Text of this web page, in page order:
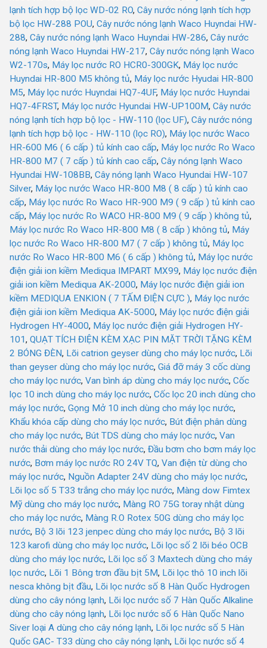
lạnh tích hợp bộ lọc WD-02 RO, Cây nước nóng lạnh tích hợp
bộ lọc HW-288 POU, Cây nước nóng lạnh Waco Huyndai HW-
288, Cây nước nóng lạnh Waco Huyndai HW-286, Cây nước
nóng lạnh Waco Huyndai HW-217, Cây nước nóng lạnh Waco
W2-170s, Máy lọc nước RO HCR0-300GK, Máy lọc nước
Huyndai HR-800 M5 không tủ, Máy lọc nước Hyudai HR-800
M5, Máy lọc nước Huyndai HQ7-4UF, Máy lọc nước Huyndai
HQ7-4FRST, Máy lọc nước Hyundai HW-UP100M, Cây nước
nóng lạnh tích hợp bộ lọc - HW-110 (lọc UF), Cây nước nóng
lạnh tích hợp bộ lọc - HW-110 (lọc RO), Máy lọc nước Waco
HR-600 M6 ( 6 cấp ) tủ kính cao cấp, Máy lọc nước Ro Waco
HR-800 M7 ( 7 cấp ) tủ kính cao cấp, Cây nóng lạnh Waco
Hyundai HW-108BB, Cây nóng lạnh Waco Hyundai HW-107
Silver, Máy lọc nước Waco HR-800 M8 ( 8 cấp ) tủ kính cao
cấp, Máy lọc nước Ro Waco HR-900 M9 ( 9 cấp ) tủ kính cao
cấp, Máy lọc nước Ro WACO HR-800 M9 ( 9 cấp ) không tủ,
Máy lọc nước Ro Waco HR-800 M8 ( 8 cấp ) không tủ, Máy
lọc nước Ro Waco HR-800 M7 ( 7 cấp ) không tủ, Máy lọc
nước Ro Waco HR-800 M6 ( 6 cấp ) không tủ, Máy lọc nước
điện giải ion kiềm Mediqua IMPART MX99, Máy lọc nước điện
giải ion kiềm Mediqua AK-2000, Máy lọc nước điện giải ion
kiềm MEDIQUA ENKION ( 7 TẤM ĐIỆN CỰC ), Máy lọc nước
điện giải ion kiềm Mediqua AK-5000, Máy lọc nước điện giải
Hydrogen HY-4000, Máy lọc nước điện giải Hydrogen HY-
101, QUẠT TÍCH ĐIỆN KÈM XẠC PIN MẶT TRỜI TẶNG KÈM
2 BÓNG ĐÈN, Lõi catrion geyser dùng cho máy lọc nước, Lõi
than geyser dùng cho máy lọc nước, Giá đỡ máy 3 cốc dùng
cho máy lọc nước, Van bình áp dùng cho máy lọc nước, Cốc
lọc 10 inch dùng cho máy lọc nước, Cốc lọc 20 inch dùng cho
máy lọc nước, Gọng Mở 10 inch dùng cho máy lọc nước,
Khẩu khóa cấp dùng cho máy lọc nước, Bút điện phân dùng
cho máy lọc nước, Bút TDS dùng cho máy lọc nước, Van
nước thải dùng cho máy lọc nước, Đầu bơm cho bơm máy lọc
nước, Bơm máy lọc nước RO 24V TQ, Van điện từ dùng cho
máy lọc nước, Nguồn Adapter 24V dùng cho máy lọc nước,
Lõi lọc số 5 T33 trắng cho máy lọc nước, Màng dow Fimtex
Mỹ dùng cho máy lọc nước, Màng RO 75G toray nhật dùng
cho máy lọc nước, Màng R.O Rotex 50G dùng cho máy lọc
nước, Bộ 3 lõi 123 jenpec dùng cho máy lọc nước, Bộ 3 lõi
123 karofi dùng cho máy lọc nước, Lõi lọc số 2 lõi béo OCB
dùng cho máy lọc nước, Lõi lọc số 3 Maxtech dùng cho máy
lọc nước, Lõi 1 Bông trơn đầu bịt 5M, Lõi lọc thô 10 inch lõi
nesca không bịt đầu, Lõi lọc nước số 8 Hàn Quốc Hydrogen
dùng cho cây nóng lạnh, Lõi lọc nước số 7 Hàn Quốc Alkaline
dùng cho cây nóng lạnh, Lõi lọc nước số 6 Hàn Quốc Nano
Siver loại A dùng cho cây nóng lạnh, Lõi lọc nước số 5 Hàn
Quốc GAC- T33 dùng cho cây nóng lạnh, Lõi lọc nước số 4